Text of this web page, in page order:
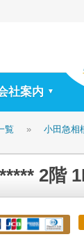
社案内 ▼
覧 » 小田急相
2階